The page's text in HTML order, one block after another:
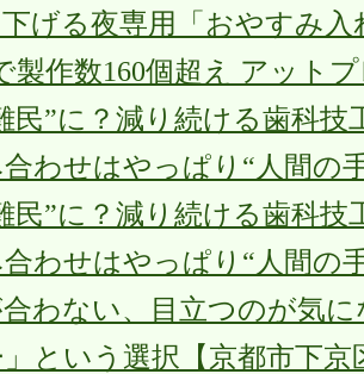
げる夜専用「おやすみ
製作数160個超え アット
民”に？減り続ける歯科
わせはやっぱり“人間の
民”に？減り続ける歯科
わせはやっぱり“人間の
合わない、目立つのが気
という選択【京都市下